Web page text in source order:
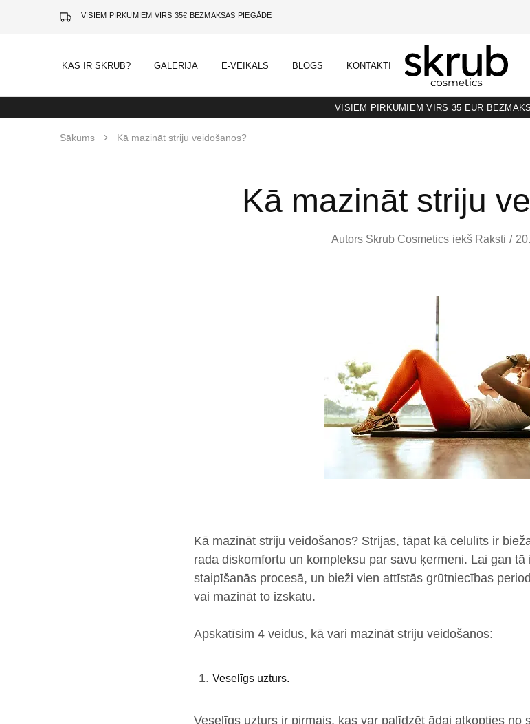
VISIEM PIRKUMIEM VIRS 35€ BEZMAKSAS PIEGĀDE
KAS IR SKRUB? GALERIJA E-VEIKALS BLOGS KONTAKTI SKRUB
KAFIJAS
SKRUBIS
LATVIJĀ
VISIEM PIRKUMIEM VIRS 35 EUR
Sākums Kā mazināt striju veidošanos?
Kā mazināt striju
Autors Skrub Cosmetics iekš Raksti
Kā mazināt striju veidošanos? Strijas, tāpat kā celulīts ir
rada diskomfortu un kompleksu par savu ķermeni. Lai gan
staipīšanās procesā, un bieži vien attīstās grūtniecības
vai mazināt to izskatu.
Apskatīsim 4 veidus, kā vari mazināt striju veidošanos:
Veselīgs uzturs.
Veselīgs uzturs ir pirmais, kas var palīdzēt ādai atkopties no